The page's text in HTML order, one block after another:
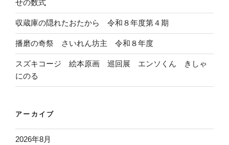
せの数式
収蔵庫の隠れたおたから 令和８年度第４期
播磨の奇祭 さいれん坊主 令和８年度
スズキコージ 絵本原画 巡回展 エンソくん きしゃ
にのる
アーカイブ
2026年8月